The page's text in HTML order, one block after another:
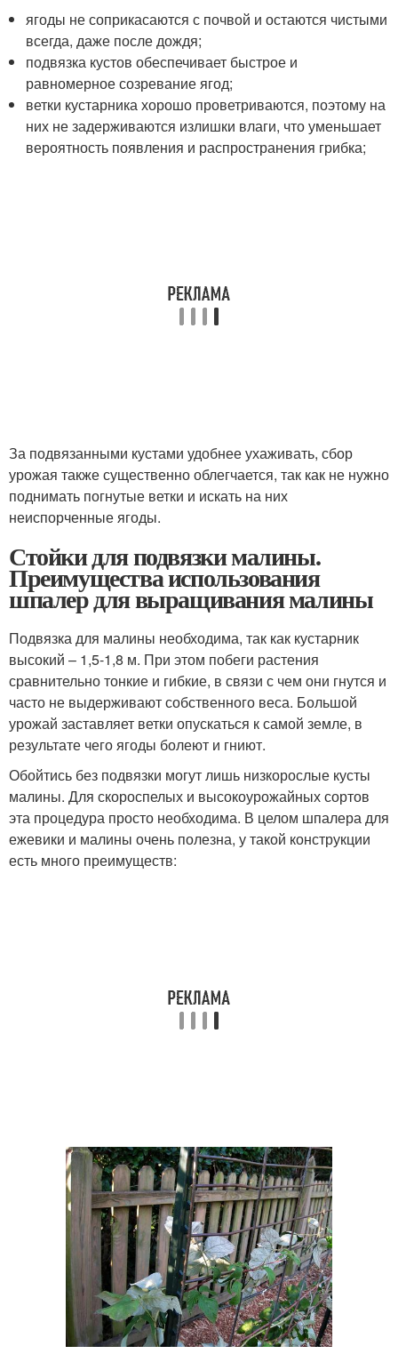
ягоды не соприкасаются с почвой и остаются чистыми
всегда, даже после дождя;
подвязка кустов обеспечивает быстрое и
равномерное созревание ягод;
ветки кустарника хорошо проветриваются, поэтому на
них не задерживаются излишки влаги, что уменьшает
вероятность появления и распространения грибка;
За подвязанными кустами удобнее ухаживать, сбор
урожая также существенно облегчается, так как не нужно
поднимать погнутые ветки и искать на них
неиспорченные ягоды.
Стойки для подвязки малины.
Преимущества использования
шпалер для выращивания малины
Подвязка для малины необходима, так как кустарник
высокий – 1,5-1,8 м. При этом побеги растения
сравнительно тонкие и гибкие, в связи с чем они гнутся и
часто не выдерживают собственного веса. Большой
урожай заставляет ветки опускаться к самой земле, в
результате чего ягоды болеют и гниют.
Обойтись без подвязки могут лишь низкорослые кусты
малины. Для скороспелых и высокоурожайных сортов
эта процедура просто необходима. В целом шпалера для
ежевики и малины очень полезна, у такой конструкции
есть много преимуществ: